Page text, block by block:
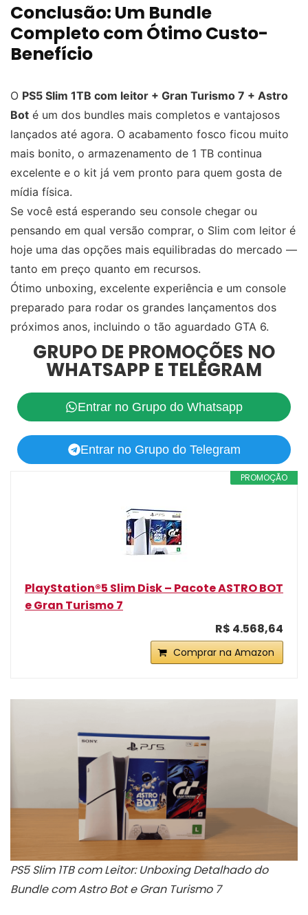
Conclusão: Um Bundle
Completo com Ótimo Custo-
Benefício
O PS5 Slim 1TB com leitor + Gran Turismo 7 + Astro
Bot é um dos bundles mais completos e vantajosos
lançados até agora. O acabamento fosco ficou muito
mais bonito, o armazenamento de 1 TB continua
excelente e o kit já vem pronto para quem gosta de
mídia física.
Se você está esperando seu console chegar ou
pensando em qual versão comprar, o Slim com leitor é
hoje uma das opções mais equilibradas do mercado —
tanto em preço quanto em recursos.
Ótimo unboxing, excelente experiência e um console
preparado para rodar os grandes lançamentos dos
próximos anos, incluindo o tão aguardado GTA 6.
GRUPO DE PROMOÇÕES NO
WHATSAPP E TELEGRAM
Entrar no Grupo do Whatsapp
Entrar no Grupo do Telegram
PROMOÇÃO
PlayStation®5 Slim Disk – Pacote ASTRO BOT
e Gran Turismo 7
R$ 4.568,64
Comprar na Amazon
PS5 Slim 1TB com Leitor: Unboxing Detalhado do
Bundle com Astro Bot e Gran Turismo 7